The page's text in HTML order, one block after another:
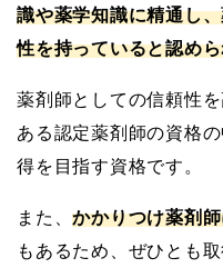
識や薬学知識に精通し
性を持っていると認め
薬剤師としての信頼性
ある認定薬剤師の資格
得を目指す資格です。
また、かかりつけ薬剤
もあるため、ぜひとも